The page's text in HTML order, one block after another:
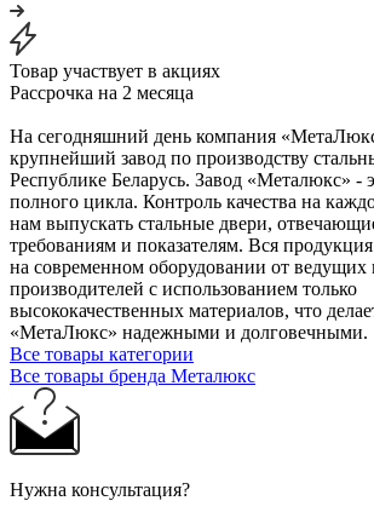
Товар участвует в акциях
Рассрочка на 2 месяца
На сегодняшний день компания
крупнейший завод по производству
Республике Беларусь. Завод «Металюкс» -
полного цикла. Контроль качества на
нам выпускать стальные двери,
требованиям и показателям. Вся продукция
на современном оборудовании от
производителей с использованием только
высококачественных материалов, что
«МетаЛюкс» надежными и долговечными.
Все товары категории
Все товары бренда Металюкс
Нужна консультация?